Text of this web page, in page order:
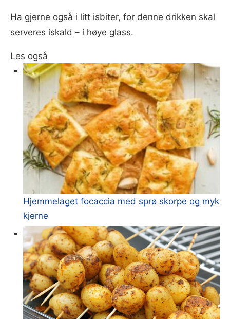
Ha gjerne også i litt isbiter, for denne drikken skal
serveres iskald – i høye glass.
Les også
Hjemmelaget focaccia med sprø skorpe og myk
kjerne